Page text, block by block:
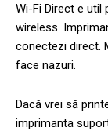
Wi-Fi Direct e util
wireless.
conectezi direct.
face nazuri.
Dacă vrei să
imprimanta